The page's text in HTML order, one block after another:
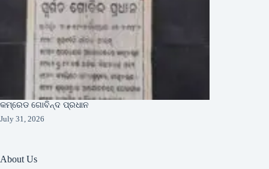
କମ୍ରେଡ ଗୋବିନ୍ଦ ପ୍ରଧାନ
July 31, 2026
About Us